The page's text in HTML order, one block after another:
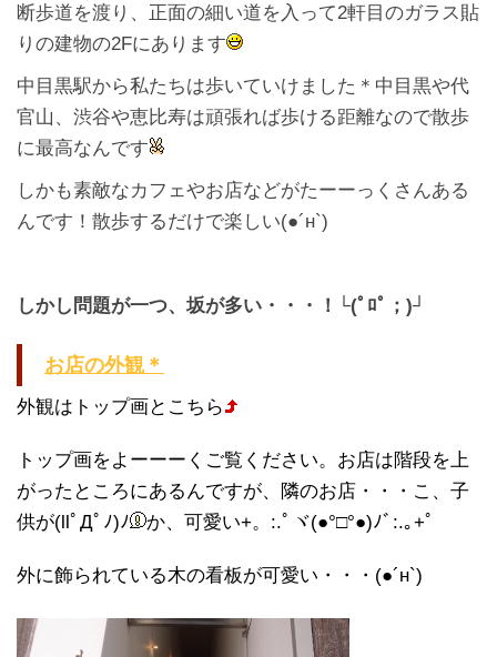
断歩道を渡り、正面の細い道を入って2軒目のガラス貼
りの建物の2Fにあります
中目黒駅から私たちは歩いていけました＊中目黒や代
官山、渋谷や恵比寿は頑張れば歩ける距離なので散歩
に最高なんです
しかも素敵なカフェやお店などがたーーっくさんある
んです！散歩するだけで楽しい(●´н`)
しかし問題が一つ、坂が多い・・・！└(ﾟﾛﾟ；)┘
お店の外観＊
外観はトップ画とこちら
トップ画をよーーーくご覧ください。お店は階段を上
がったところにあるんですが、隣のお店・・・こ、子
供が(llﾟДﾟﾉ)ﾉ
か、可愛い+。:.ﾟヾ(●°□°●)ﾉﾞ:.｡+ﾟ
外に飾られている木の看板が可愛い・・・(●´н`)